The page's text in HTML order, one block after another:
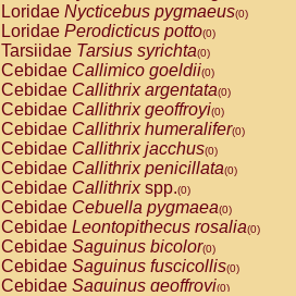
Loridae Nycticebus pygmaeus(0)
Loridae Perodicticus potto(0)
Tarsiidae Tarsius syrichta(0)
Cebidae Callimico goeldii(0)
Cebidae Callithrix argentata(0)
Cebidae Callithrix geoffroyi(0)
Cebidae Callithrix humeralifer(0)
Cebidae Callithrix jacchus(0)
Cebidae Callithrix penicillata(0)
Cebidae Callithrixspp.(0)
Cebidae Cebuella pygmaea(0)
Cebidae Leontopithecus rosalia(0)
Cebidae Saguinus bicolor(0)
Cebidae Saguinus fuscicollis(0)
Cebidae Saguinus geoffroyi(0)